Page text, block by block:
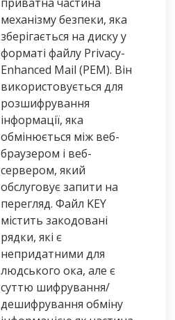
механізму безпеки, яка
зберігається на диску у
форматі файлу Privacy-
Enhanced Mail (PEM). Він
використовується для
розшифрування
інформації, яка
обмінюється між веб-
браузером і веб-
сервером, який
обслуговує запити на
перегляд. Файл KEY
містить закодовані
рядки, які є
непридатними для
людського ока, але є
суттю шифрування/
дешифрування обміну